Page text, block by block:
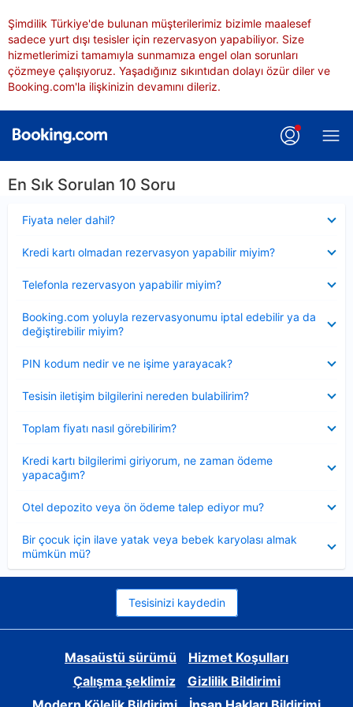
Şimdilik Türkiye'de bulunan müşterilerimiz bizimle maalesef
sadece yurt dışı tesisler için rezervasyon yapabiliyor. Size
hizmetlerimizi tamamıyla sunmamıza engel olan sorunları
çözmeye çalışıyoruz. Yaşadığınız sıkıntıdan dolayı özür diler ve
Booking.com'la ilişkinizin devamını dileriz.
En Sık Sorulan 10 Soru
Fiyata neler dahil?
Kredi kartı olmadan rezervasyon yapabilir miyim?
Telefonla rezervasyon yapabilir miyim?
Booking.com yoluyla rezervasyonumu iptal edebilir ya da
değiştirebilir miyim?
PIN kodum nedir ve ne işime yarayacak?
Tesisin iletişim bilgilerini nereden bulabilirim?
Toplam fiyatı nasıl görebilirim?
Kredi kartı bilgilerimi giriyorum, ne zaman ödeme
yapacağım?
Otel depozito veya ön ödeme talep ediyor mu?
Bir çocuk için ilave yatak veya bebek karyolası almak
mümkün mü?
Tesisinizi kaydedin
Masaüstü sürümü
Hizmet Koşulları
Çalışma şeklimiz
Gizlilik Bildirimi